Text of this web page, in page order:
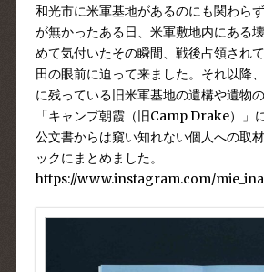
和光市に米軍基地があるのにも関わら
が無かったある日、米軍敷地内にある
めて気付いたその瞬間、戦後占領され
田の眼前に迫って来ました。それ以降
に残っている旧米軍基地の遺構や遺物
「キャンプ朝霞（旧Camp Drake）」
公文書からは窺い知れない個人への取
ックにまとめました。
https://www.instagram.com/